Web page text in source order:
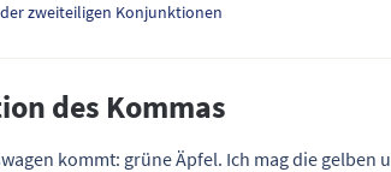
zweiteiligen Konjunktionen
des Kommas
kommt: grüne Äpfel. Ich mag die gelben